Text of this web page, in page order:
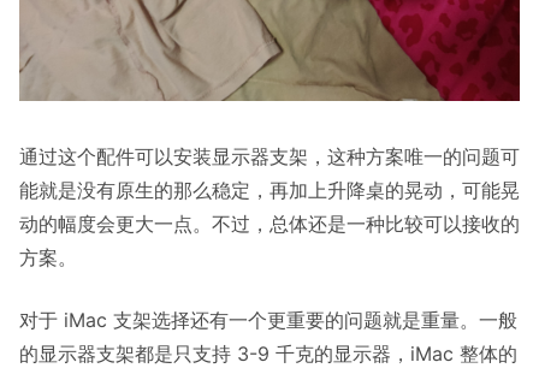
通过这个配件可以安装显示器支架，这种方案唯一的问题可
能就是没有原生的那么稳定，再加上升降桌的晃动，可能晃
动的幅度会更大一点。不过，总体还是一种比较可以接收的
方案。
对于 iMac 支架选择还有一个更重要的问题就是重量。一般
的显示器支架都是只支持 3-9 千克的显示器，iMac 整体的